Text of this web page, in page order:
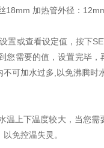
18mm 加热管外径：
或查看设定值，按下
需要的值，设置完毕
可加水过多,以免沸腾时
上下温度较大，当您需
免控温失灵。